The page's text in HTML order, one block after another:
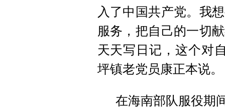
入了中国共产党。我
服务，把自己的一切
天天写日记，这个对
坪镇老党员康正本说。
在海南部队服役期